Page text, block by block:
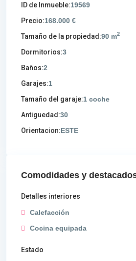
ID de Inmueble:19569
Precio:168.000 €
Tamaño de la propiedad:90 m2
Dormitorios:3
Baños:2
Garajes:1
Tamaño del garaje:1 coche
Antiguedad:30
Orientacion:ESTE
Comodidades y
Detalles interiores
Calefacción
Cocina equipada
Estado